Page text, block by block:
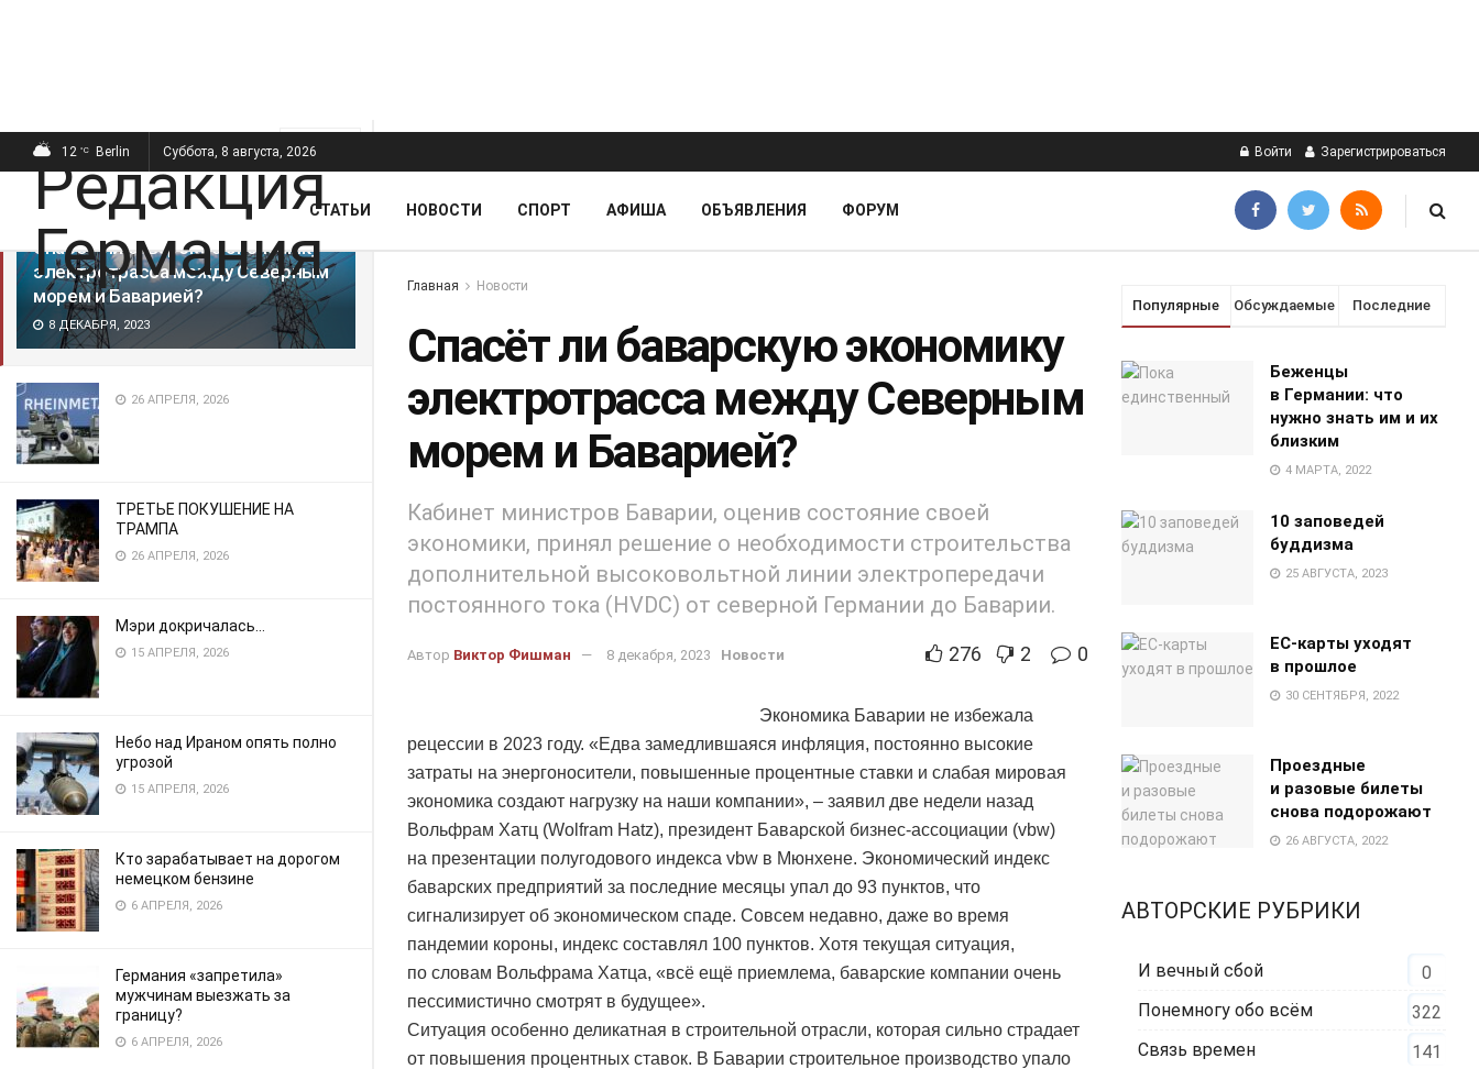
ПОСЛЕДНИЕ
Спасёт ли баварскую экономику
электротрасса между Северным
морем и Баварией?
8 ДЕКАБРЯ, 2023
26 АПРЕЛЯ, 2026
ТРЕТЬЕ ПОКУШЕНИЕ НА
ТРАМПА
26 АПРЕЛЯ, 2026
Мэри докричалась…
15 АПРЕЛЯ, 2026
Небо над Ираном опять полно
угрозой
15 АПРЕЛЯ, 2026
Кто зарабатывает на дорогом
немецком бензине
6 АПРЕЛЯ, 2026
Германия «запретила»
мужчинам выезжать за
границу?
6 АПРЕЛЯ, 2026
12 °C Berlin Суббота, 8 августа, 2026 Войти Зарегистрироваться
СТАТЬИ НОВОСТИ СПОРТ АФИША ОБЪЯВЛЕНИЯ ФОРУМ
Главная Новости
Спасёт ли баварскую экономику
электротрасса между Северным
морем и Баварией?
Кабинет министров Баварии, оценив состояние своей
экономики, принял решение о необходимости строительства
дополнительной высоковольтной линии электропередачи
постоянного тока (HVDC) от северной Германии до Баварии.
Автор Виктор Фишман 8 декабря, 2023 Новости 276 2 0
Экономика Баварии не избежала
рецессии в 2023 году. «Едва замедлившаяся инфляция, постоянно высокие
затраты на энергоносители, повышенные процентные ставки и слабая мировая
экономика создают нагрузку на наши компании», – заявил две недели назад
Вольфрам Хатц (Wolfram Hatz), президент Баварской бизнес-ассоциации (vbw)
на презентации полугодового индекса vbw в Мюнхене. Экономический индекс
баварских предприятий за последние месяцы упал до 93 пунктов, что
сигнализирует об экономическом спаде. Совсем недавно, даже во время
пандемии короны, индекс составлял 100 пунктов. Хотя текущая ситуация,
по словам Вольфрама Хатца, «всё ещё приемлема, баварские компании очень
пессимистично смотрят в будущее».
Ситуация особенно деликатная в строительной отрасли, которая сильно страдает
от повышения процентных ставок. В Баварии строительное производство упало
Популярные Обсуждаемые Последние
Беженцы
в Германии: что
нужно знать им и их
близким
4 МАРТА, 2022
10 заповедей
буддизма
25 АВГУСТА, 2023
EC-карты уходят
в прошлое
30 СЕНТЯБРЯ, 2022
Проездные
и разовые билеты
снова подорожают
26 АВГУСТА, 2022
АВТОРСКИЕ РУБРИКИ
И вечный сбой
0
Понемногу обо всём
322
Связь времен
141